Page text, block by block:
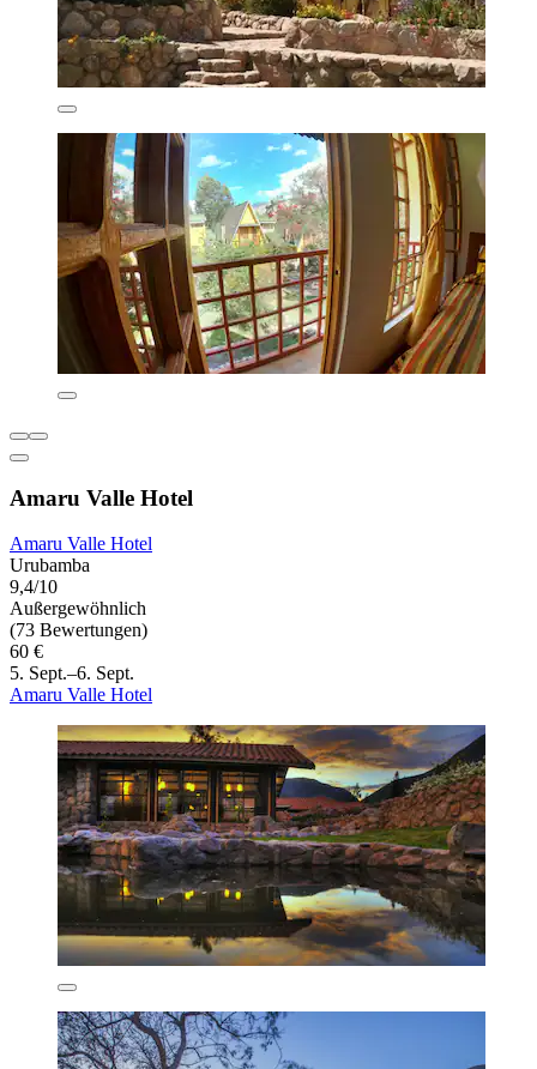
Amaru Valle Hotel
Amaru Valle Hotel
Urubamba
9,4/10
Außergewöhnlich
(73 Bewertungen)
60 €
5. Sept.–6. Sept.
Amaru Valle Hotel